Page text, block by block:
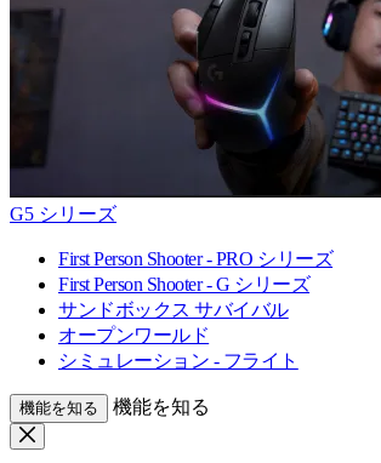
G5 シリーズ
First Person Shooter - PRO シリーズ
First Person Shooter - G シリーズ
サンドボックス サバイバル
オープンワールド
シミュレーション - フライト
機能を知る 機能を知る